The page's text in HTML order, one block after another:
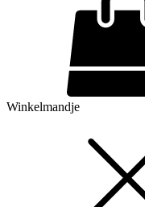
Winkelmandje